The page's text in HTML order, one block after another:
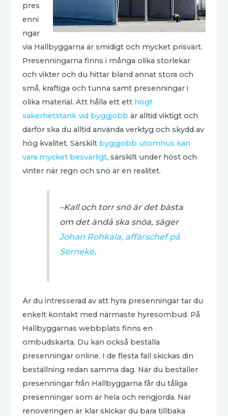
pres
enni
ngar
via Hallbyggarna är smidigt och mycket prisvärt.
Presenningarna finns i många olika storlekar
och vikter och du hittar bland annat stora och
små, kraftiga och tunna samt presenningar i
olika material. Att hålla ett ett högt
säkerhetstänk vid byggjobb är alltid viktigt och
därför ska du alltid använda verktyg och skydd av
hög kvalitet. Särskilt byggjobb utomhus kan
vara mycket besvärligt, särskilt under höst och
vinter när regn och snö är en realitet.
–Kall och torr snö är det bästa
om det ändå ska snöa, säger
Johan Rohkala, affärschef på
Serneke.
Är du intresserad av att hyra presenningar tar du
enkelt kontakt med närmaste hyresombud. På
Hallbyggarnas webbplats finns en
ombudskarta. Du kan också beställa
presenningar online. I de flesta fall skickas din
beställning redan samma dag. När du beställer
presenningar från Hallbyggarna får du tåliga
presenningar som är hela och rengjorda. När
renoveringen är klar skickar du bara tillbaka